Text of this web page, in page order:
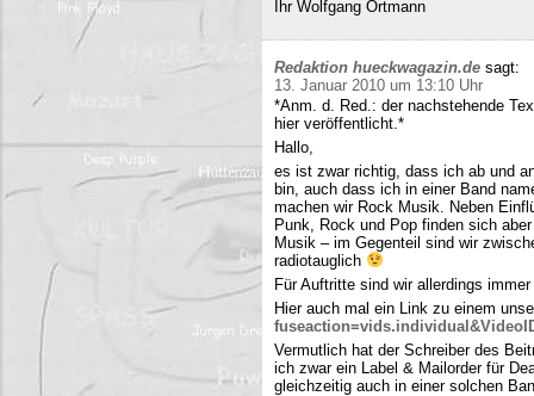
Ihr Wolfgang Ortmann
Redaktion hueckwagazin.de sagt:
13. Januar 2010 um 13:10 Uhr
*Anm. d. Red.: der nachstehende
hier veröffentlicht.*
Hallo,
es ist zwar richtig, dass ich ab und
bin, auch dass ich in einer Band
machen wir Rock Musik. Neben
Punk, Rock und Pop finden sich
Musik – im Gegenteil sind wir
radiotauglich
Für Auftritte sind wir allerdings
Hier auch mal ein Link zu einem
Vermutlich hat der Schreiber des
ich zwar ein Label & Mailorder für
gleichzeitig auch in einer solchen